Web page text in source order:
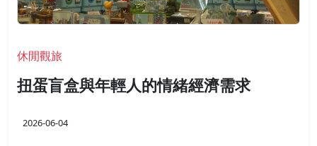
休閒觀旅
扭蛋盲盒與年輕人的情緒經濟需求
2026-06-04